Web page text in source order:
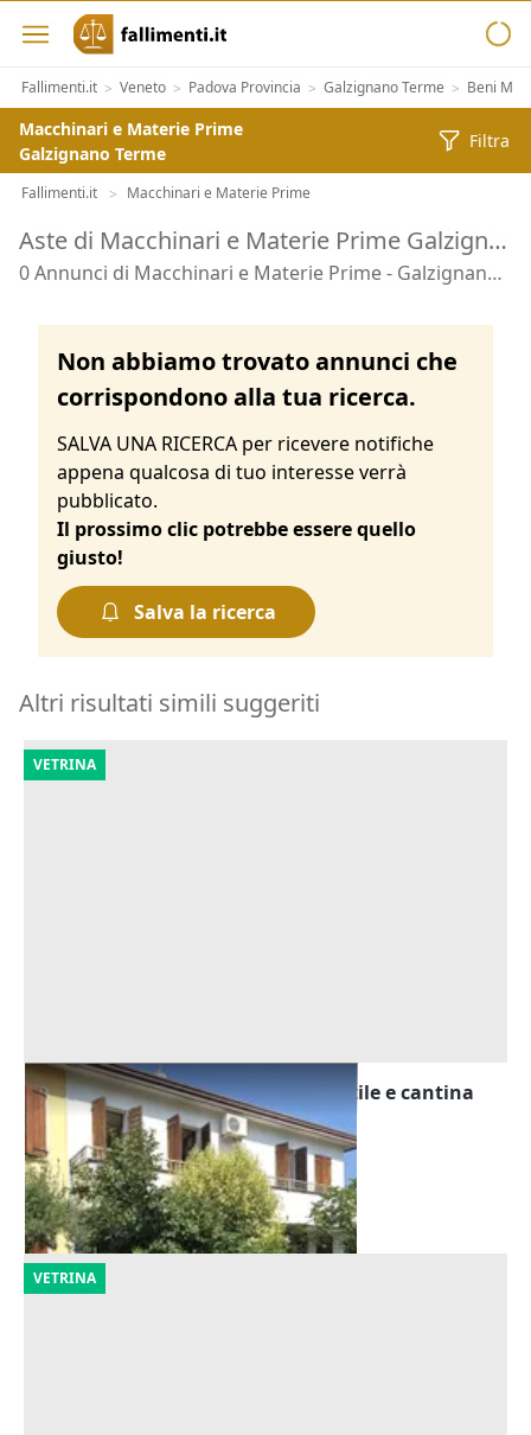
Fallimenti.it > Veneto > Padova Provincia > Galzignano Terme > Beni
Macchinari e Materie Prime
Galzignano Terme
Filtra
Fallimenti.it > Macchinari e Materie Prime
Aste di Macchinari e Materie Prime Galzignano Terme
0 Annunci di Macchinari e Materie Prime - Galzignano Terme
Non abbiamo trovato annunci che
corrispondono alla tua ricerca.
SALVA UNA RICERCA per ricevere notifiche
appena qualcosa di tuo interesse verrà
pubblicato.
Il prossimo clic potrebbe essere quello
giusto!
Salva la ricerca
Altri risultati simili suggeriti
VETRINA
Asta Abitazione cielo terra con cortile e cantina
Montegrotto Terme (Padova)
Offerta minima
195.000 €
20/10/2026
VETRINA